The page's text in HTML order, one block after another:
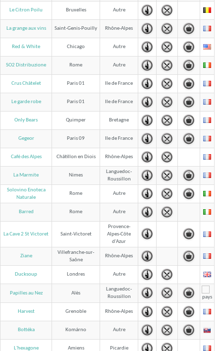
Le Citron Poilu Bruxelles Autre
La grange aux vins Saint-Genis-Pouilly Rhône-Alpes
Red & White Chicago Autre
SO2 Distribuzione Rome Autre
Crus Châtelet Paris 01 Ile de France
Le garde robe Paris 01 Ile de France
Only Bears Quimper Bretagne
Gegeor Paris 09 Ile de France
Café des Alpes Châtillon en Diois Rhône-Alpes
La Marmite Nimes
Languedoc-
Roussillon
Solovino Enoteca
Naturale
Rome Autre
Barred Rome Autre
La Cave 2 St Victoret Saint-Victoret
Provence-
Alpes-Côte
d'Azur
Ziane
Villefranche-sur-
Saône
Rhône-Alpes
Ducksoup Londres Autre
Papilles au Nez Alès
Languedoc-
Roussillon
Harvest Grenoble Rhône-Alpes
Bottéka Komárno Autre
L'hexagone Amiens Picardie